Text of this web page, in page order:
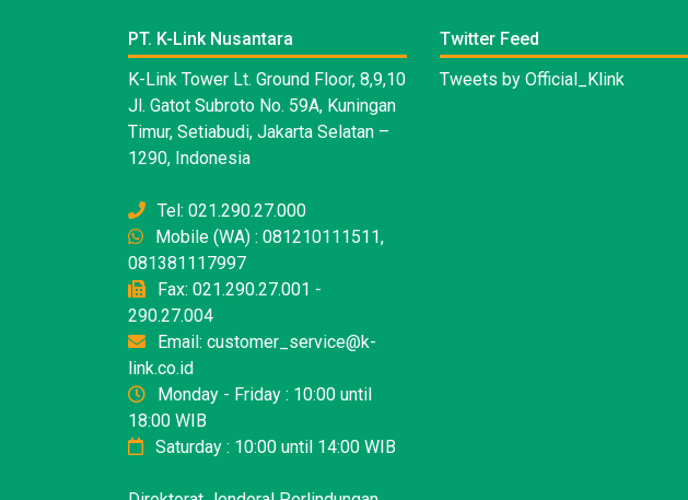
PT. K-Link Nusantara
K-Link Tower Lt. Ground Floor, 8,9,10
Jl. Gatot Subroto No. 59A, Kuningan
Timur, Setiabudi, Jakarta Selatan –
1290, Indonesia
Tel: 021.290.27.000
Mobile (WA) : 081210111511,
081381117997
Fax: 021.290.27.001 -
290.27.004
Email: customer_service@k-
link.co.id
Monday - Friday : 10:00 until
18:00 WIB
Saturday : 10:00 until 14:00 WIB
Twitter Feed
Tweets by Official_Klink